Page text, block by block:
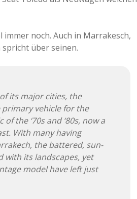
noch. Auch in Marrakesch,
über seinen.
its major cities, the
primary vehicle for the
the ‘70s and ‘80s, now a
With many having
the battered, sun-
with its landscapes, yet
model have left just